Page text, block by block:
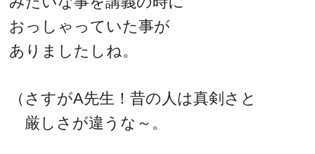
おっしゃっていた事が
ありましたしね。
（さすがA先生！昔の人は真剣さと
厳しさが違うな～。